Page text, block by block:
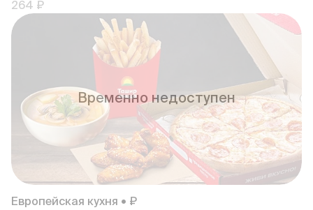
264 ₽
Временно недоступен
Европейская кухня • ₽